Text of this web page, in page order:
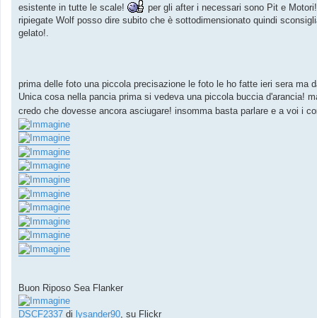
esistente in tutte le scale!
per gli after i necessari sono Pit e
ripiegate Wolf posso dire subito che è sottodimensionato quindi
gelato!.
prima delle foto una piccola precisazione le foto le ho fatte ieri sera
Unica cosa nella pancia prima si vedeva una piccola buccia d'arancia!
credo che dovesse ancora asciugare! insomma basta parlare e a voi i
Buon Riposo Sea Flanker
DSCF2337 di lysander90, su Flickr